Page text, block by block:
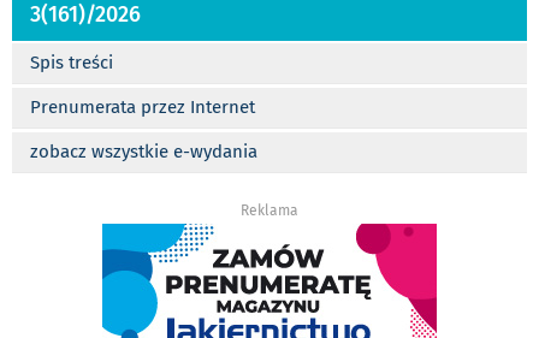
3(161)/2026
Spis treści
Prenumerata przez Internet
zobacz wszystkie e-wydania
Reklama